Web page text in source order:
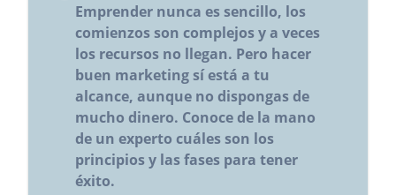
Escuela SECOT de
Emprendedores – eSemp
Cursos
Claustro de Profesores
¿Por qué elegir eSemp?
Emprender nunca es sencillo, los
comienzos son complejos y a veces
los recursos no llegan. Pero hacer
buen marketing sí está a tu
alcance, aunque no dispongas de
mucho dinero. Conoce de la mano
de un experto cuáles son los
principios y las fases para tener
éxito.